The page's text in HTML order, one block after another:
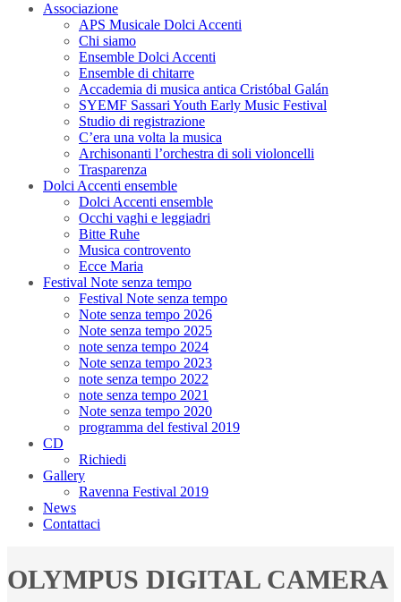
Associazione
APS Musicale Dolci Accenti
Chi siamo
Ensemble Dolci Accenti
Ensemble di chitarre
Accademia di musica antica Cristóbal Galán
SYEMF Sassari Youth Early Music Festival
Studio di registrazione
C’era una volta la musica
Archisonanti l’orchestra di soli violoncelli
Trasparenza
Dolci Accenti ensemble
Dolci Accenti ensemble
Occhi vaghi e leggiadri
Bitte Ruhe
Musica controvento
Ecce Maria
Festival Note senza tempo
Festival Note senza tempo
Note senza tempo 2026
Note senza tempo 2025
note senza tempo 2024
Note senza tempo 2023
note senza tempo 2022
note senza tempo 2021
Note senza tempo 2020
programma del festival 2019
CD
Richiedi
Gallery
Ravenna Festival 2019
News
Contattaci
OLYMPUS DIGITAL CAMERA